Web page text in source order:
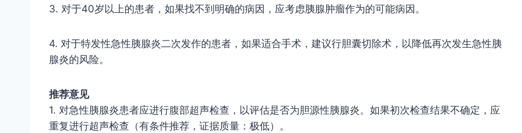
3. 对于40岁以上的患者，如果找不到明确的病因，应考虑胰腺肿瘤作为的可能病因。
4. 对于特发性急性胰腺炎二次发作的患者，如果适合手术，建议行胆囊切除术，以降低再次发生急性胰
腺炎的风险。
推荐意见
1. 对急性胰腺炎患者应进行腹部超声检查，以评估是否为胆源性胰腺炎。如果初次检查结果不确定，应
重复进行超声检查（有条件推荐，证据质量：极低）。